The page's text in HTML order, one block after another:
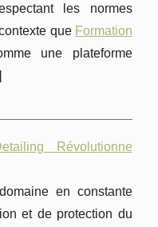
les normes
que Formation
une plateforme
Révolutionne
en constante
et de protection du